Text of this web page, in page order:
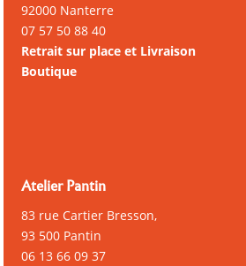
92000 Nanterre
07 57 50 88 40
Retrait sur place et Livraison
Boutique
Atelier Pantin
83 rue Cartier Bresson,
93 500 Pantin
06 13 66 09 37